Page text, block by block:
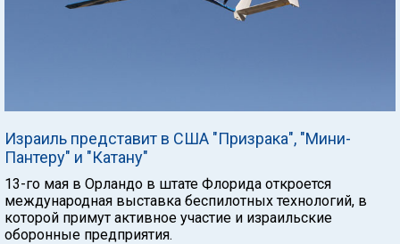
Израиль представит в США "Призрака", "Мини-
Пантеру" и "Катану"
13-го мая в Орландо в штате Флорида откроется
международная выставка беспилотных технологий, в
которой примут активное участие и израильские
оборонные предприятия.